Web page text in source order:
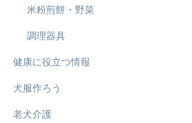
米粉煎餅・野菜
調理器具
健康に役立つ情報
犬服作ろう
老犬介護